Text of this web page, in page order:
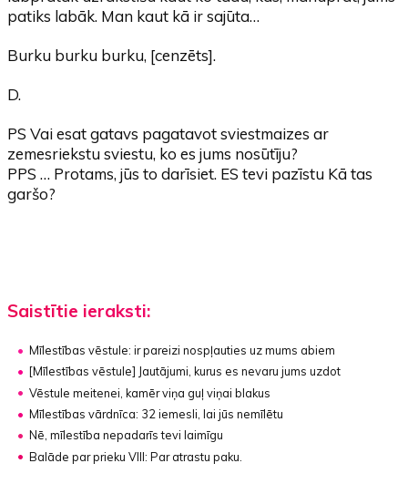
patiks labāk. Man kaut kā ir sajūta…
Burku burku burku, [cenzēts].
D.
PS Vai esat gatavs pagatavot sviestmaizes ar
zemesriekstu sviestu, ko es jums nosūtīju?
PPS … Protams, jūs to darīsiet. ES tevi pazīstu Kā tas
garšo?
Saistītie ieraksti:
Mīlestības vēstule: ir pareizi nospļauties uz mums abiem
[Mīlestības vēstule] Jautājumi, kurus es nevaru jums uzdot
Vēstule meitenei, kamēr viņa guļ viņai blakus
Mīlestības vārdnīca: 32 iemesli, lai jūs nemīlētu
Nē, mīlestība nepadarīs tevi laimīgu
Balāde par prieku VIII: Par atrastu paku.